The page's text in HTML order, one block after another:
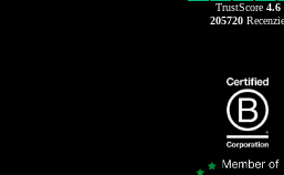
TrustScore 4.6
205720 Recenzie